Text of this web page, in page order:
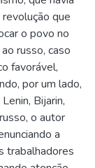
que
o povo no
russo, caso
favorável,
por um lado,
Bijarin,
o autor
a
trabalhadores